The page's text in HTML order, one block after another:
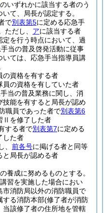
のいずれかに該当する者のう
て、局長が認定する。
で別表第5に定める応急手
ただし、 アに該当する者
を行う時点において、過
当の普及啓発活動に従事
いては、応急手当指導員講
の資格を有する者
の資格を有していた者
当の普及業務に関し、消
能を有すると局長が認め
職員であった者で別表第6
Ⅱを修了した者
する者で別表第7に定める
した者
、 前各号に掲げる者と同等
と局長が認める者
養成に努めるものとする。
習を実施した場合におい
消防局以外の消防職員で
する消防本部(修了者が消防
該修了者の住所地を管轄